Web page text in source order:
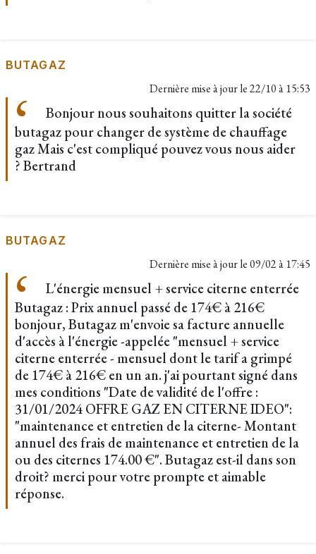
BUTAGAZ
Dernière mise à jour le22/10 à 15:53
Bonjour nous souhaitons quitter la société
butagaz pour changer de système de chauffage
gaz Mais c'est compliqué pouvez vous nous aider
? Bertrand
BUTAGAZ
Dernière mise à jour le09/02 à 17:45
L'énergie mensuel + service citerne enterrée
Butagaz : Prix annuel passé de 174€ à 216€
bonjour, Butagaz m'envoie sa facture annuelle
d'accès à l'énergie -appelée "mensuel + service
citerne enterrée - mensuel dont le tarif a grimpé
de 174€ à 216€ en un an. j'ai pourtant signé dans
mes conditions "Date de validité de l'offre :
31/01/2024 OFFRE GAZ EN CITERNE IDEO":
"maintenance et entretien de la citerne- Montant
annuel des frais de maintenance et entretien de la
ou des citernes 174.00 €". Butagaz est-il dans son
droit? merci pour votre prompte et aimable
réponse.